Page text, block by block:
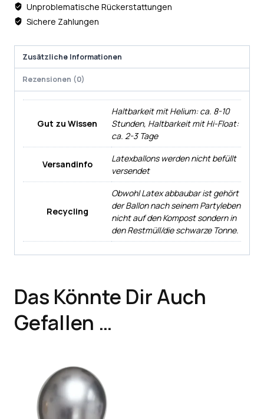
Unproblematische Rückerstattungen
Sichere Zahlungen
Zusätzliche Informationen
Rezensionen (0)
Gut zu Wissen
Haltbarkeit mit Helium: ca. 8-10
Stunden, Haltbarkeit mit Hi-Float:
ca. 2-3 Tage
Versandinfo
Latexballons werden nicht befüllt
versendet
Recycling
Obwohl Latex abbaubar ist gehört
der Ballon nach seinem Partyleben
nicht auf den Kompost sondern in
den Restmüll/die schwarze Tonne.
Das Könnte Dir Auch
Gefallen …